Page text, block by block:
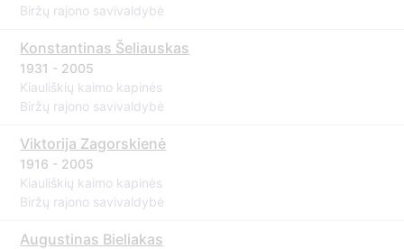
Biržų rajono savivaldybė
Konstantinas Šeliauskas
1931 - 2005
Kiauliškių kaimo kapinės
Biržų rajono savivaldybė
Viktorija Zagorskienė
1916 - 2005
Kiauliškių kaimo kapinės
Biržų rajono savivaldybė
Augustinas Bieliakas